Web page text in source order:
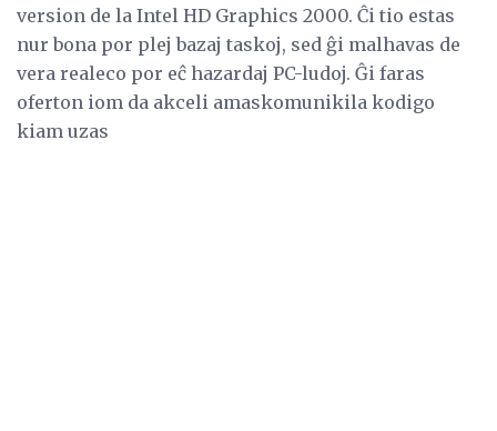
version de la Intel HD Graphics 2000. Ĉi tio estas
nur bona por plej bazaj taskoj, sed ĝi malhavas de
vera realeco por eĉ hazardaj PC-ludoj. Ĝi faras
oferton iom da akceli amaskomunikila kodigo
kiam uzas